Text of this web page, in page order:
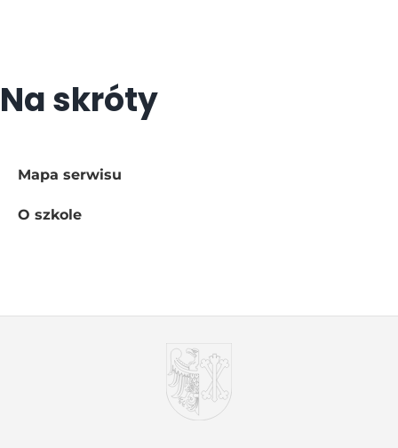
Na skróty
Mapa serwisu
O szkole